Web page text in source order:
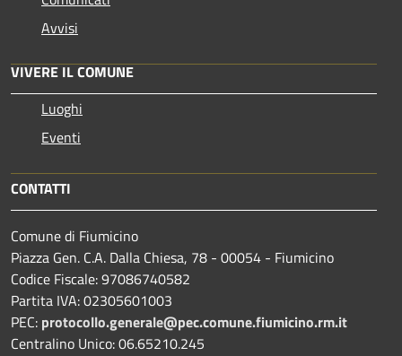
Avvisi
VIVERE IL COMUNE
Luoghi
Eventi
CONTATTI
Comune di Fiumicino
Piazza Gen. C.A. Dalla Chiesa, 78 - 00054 - Fiumicino
Codice Fiscale: 97086740582
Partita IVA: 02305601003
PEC: protocollo.generale@pec.comune.fiumicino.rm.it
Centralino Unico: 06.65210.245